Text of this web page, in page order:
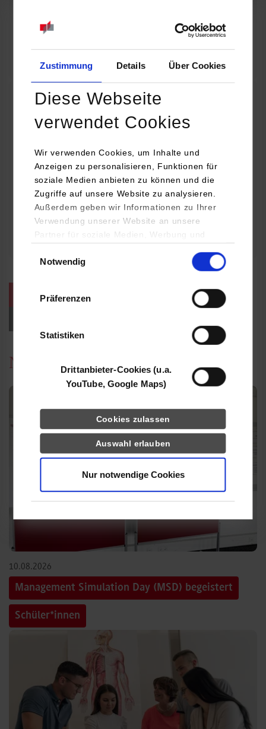
Zustimmung Details Über Cookies
Diese Webseite
verwendet Cookies
Wir verwenden Cookies, um Inhalte und
Anzeigen zu personalisieren, Funktionen für
soziale Medien anbieten zu können und die
Zugriffe auf unsere Website zu analysieren.
Außerdem geben wir Informationen zu Ihrer
Verwendung unserer Website an unsere
Partner für soziale Medien, Werbung und
YouTube, Google Maps) führen diese
Daten zusammen, die Sie ihnen bereitgestellt
haben oder die sie im Rahmen Ihrer Nutzung
Notwendig
Präferenzen
Statistiken
Drittanbieter-Cookies (u.a.
YouTube, Google Maps)
Cookies zulassen
Auswahl erlauben
Nur notwendige Cookies
Online INDIS-Infoveranstaltung für Studierende
Zum Event
Technologietag: Clean Urban Transportation –
nachhaltige Mobilität im (sub)urbanen Umfeld
16.09.2026 - 17.09.2026
Im Mittelpunkt stehen elektrische Antriebe, moderne
Batterietechnologien und innovative Fahrzeugkonzepte für
nachhaltige Mobilität in Stadt und…
weitere Veranstaltungen / Termine
News
10.08.2026
Management Simulation Day (MSD) begeistert
Schüler*innen